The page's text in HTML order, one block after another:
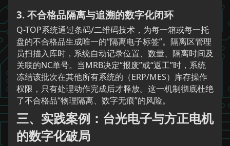
3. 不合格品隔离与追溯的数字化闭环
Q-TOP系统通过条码/二维码技术，为每一箱或每一托
盘的不合格品生成唯一的“隔离电子标签”。隔离区管理
员扫描入库时，系统自动记录位置、数量、隔离时间及
关联的NC单号。当MRB决定“报废”或“返工”时，系统
冻结该批次在其他所有系统的（ERP/MES）库存操作
权限，只有处理动作完成后才释放。这一机制彻底杜绝
了不合格品“物理隔离、数字无痕”的风险。
三、实践案例：台光电子与方正电机
的数字化破局